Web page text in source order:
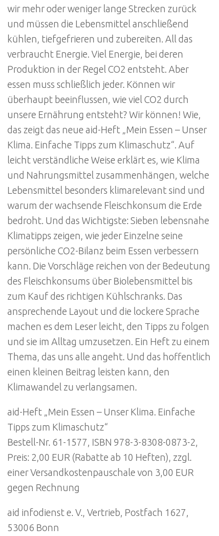
wir mehr oder weniger lange Strecken zurück
und müssen die Lebensmittel anschließend
kühlen, tiefgefrieren und zubereiten. All das
verbraucht Energie. Viel Energie, bei deren
Produktion in der Regel CO2 entsteht. Aber
essen muss schließlich jeder. Können wir
überhaupt beeinflussen, wie viel CO2 durch
unsere Ernährung entsteht? Wir können! Wie,
das zeigt das neue aid-Heft „Mein Essen – Unser
Klima. Einfache Tipps zum Klimaschutz“. Auf
leicht verständliche Weise erklärt es, wie Klima
und Nahrungsmittel zusammenhängen, welche
Lebensmittel besonders klimarelevant sind und
warum der wachsende Fleischkonsum die Erde
bedroht. Und das Wichtigste: Sieben lebensnahe
Klimatipps zeigen, wie jeder Einzelne seine
persönliche CO2-Bilanz beim Essen verbessern
kann. Die Vorschläge reichen von der Bedeutung
des Fleischkonsums über Biolebensmittel bis
zum Kauf des richtigen Kühlschranks. Das
ansprechende Layout und die lockere Sprache
machen es dem Leser leicht, den Tipps zu folgen
und sie im Alltag umzusetzen. Ein Heft zu einem
Thema, das uns alle angeht. Und das hoffentlich
einen kleinen Beitrag leisten kann, den
Klimawandel zu verlangsamen.
aid-Heft „Mein Essen – Unser Klima. Einfache
Tipps zum Klimaschutz“
Bestell-Nr. 61-1577, ISBN 978-3-8308-0873-2,
Preis: 2,00 EUR (Rabatte ab 10 Heften), zzgl.
einer Versandkostenpauschale von 3,00 EUR
gegen Rechnung
aid infodienst e. V., Vertrieb, Postfach 1627,
53006 Bonn